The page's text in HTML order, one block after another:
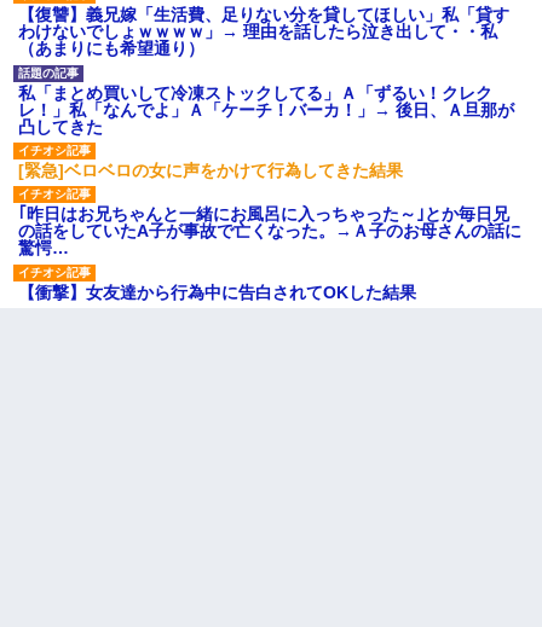
【復讐】義兄嫁「生活費、足りない分を貸してほしい」私「貸す
わけないでしょｗｗｗｗ」→ 理由を話したら泣き出して・・私
（あまりにも希望通り）
私「まとめ買いして冷凍ストックしてる」Ａ「ずるい！クレク
レ！」私「なんでよ」Ａ「ケーチ！バーカ！」→ 後日、Ａ旦那が
凸してきた
[緊急]ベロベロの女に声をかけて行為してきた結果
｢昨日はお兄ちゃんと一緒にお風呂に入っちゃった～｣とか毎日兄
の話をしていたA子が事故で亡くなった。→Ａ子のお母さんの話に
驚愕…
【衝撃】女友達から行為中に告白されてOKした結果